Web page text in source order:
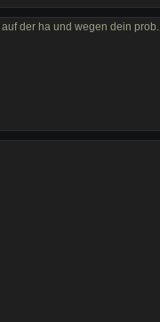
der ha und wegen dein prob.